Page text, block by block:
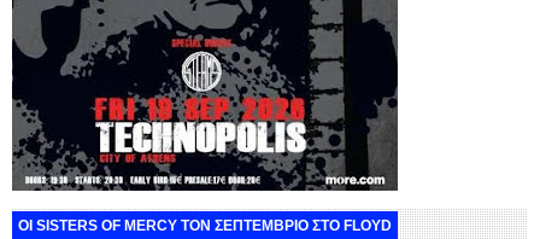
ΟΙ SISTERS OF MERCY ΤΟΝ ΣΕΠΤΕΜΒΡΙΟ ΣΤΟ FLOYD